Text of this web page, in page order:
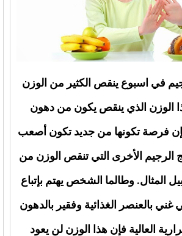
في اسبوع ينقص الكثير من الوزن
الوزن الذي ينقص يكون من دهون
فرصة تكونها من جديد تكون أصعب
الرجيم الأخرى التي تنقص الوزن من
المثال. وطالما الشخص يهتم بإتباع
بالعنصر الغذائية وفقير بالدهون
العالية فإن هذا الوزن لن يعود